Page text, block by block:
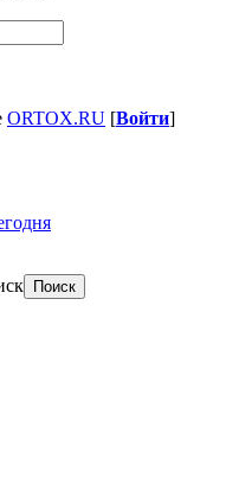
ORTOX.RU [Войти]